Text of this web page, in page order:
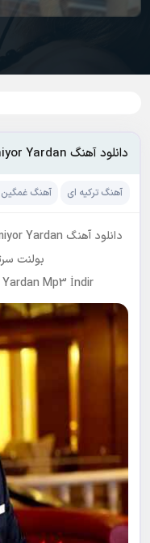
دانلود آهنگ Bülent Serttaş Haber Gelmiyor Yardan
آهنگ ترکیه ای آهنگ غمگین
دانلود آهنگ Bülent Serttaş Haber Gelmiyor Yardan + ریمیکس
بولنت
Yardan Mp3 İndir